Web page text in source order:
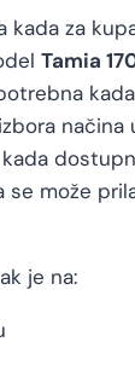
kada za
Tamia
načina
se može
je na: